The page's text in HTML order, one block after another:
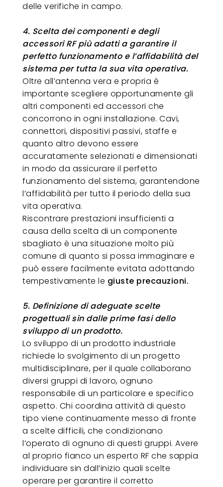
delle verifiche in campo.
4. Scelta dei componenti e degli
accessori RF più adatti a garantire il
perfetto funzionamento e l’affidabilità del
sistema per tutta la sua vita operativa.
Oltre all’antenna vera e propria è
importante scegliere opportunamente gli
altri componenti ed accessori che
concorrono in ogni installazione. Cavi,
connettori, dispositivi passivi, staffe e
quanto altro devono essere
accuratamente selezionati e dimensionati
in modo da assicurare il perfetto
funzionamento del sistema, garantendone
l’affidabilità per tutto il periodo della sua
vita operativa.
Riscontrare prestazioni insufficienti a
causa della scelta di un componente
sbagliato è una situazione molto più
comune di quanto si possa immaginare e
può essere facilmente evitata adottando
tempestivamente le giuste precauzioni.
5. Definizione di adeguate scelte
progettuali sin dalle prime fasi dello
sviluppo di un prodotto.
Lo sviluppo di un prodotto industriale
richiede lo svolgimento di un progetto
multidisciplinare, per il quale collaborano
diversi gruppi di lavoro, ognuno
responsabile di un particolare e specifico
aspetto. Chi coordina attività di questo
tipo viene continuamente messo di fronte
a scelte difficili, che condizionano
l’operato di ognuno di questi gruppi. Avere
al proprio fianco un esperto RF che sappia
individuare sin dall’inizio quali scelte
operare per garantire il corretto